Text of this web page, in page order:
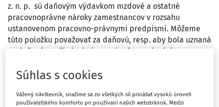
z. n. p. sú daňovým výdavkom mzdové a ostatné
pracovnoprávne nároky zamestnancov v rozsahu
ustanovenom pracovno-právnymi predpismi. Môžeme
túto položku považovať za daňovú, resp. aby bola uznaná
za daňovú, stačí aby bola uvedená v mzdových
Súhlas s cookies
Vážený návštevník, snažíme sa zo všetkých síl prinášať vysokú úroveň
používateľského komfortu pri používaní našich webstránok. Medzi